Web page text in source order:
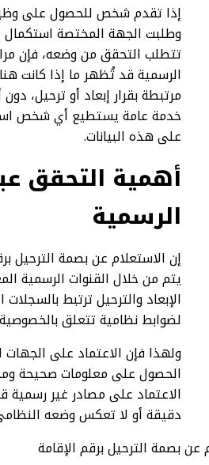
إذا تقدم شخص للحصول على
وطلبت الجهة المختصة استكمال
تتطلب التحقق من وضعه، فإن
الرسمية قد تُظهر ما إذا كانت
مرتبطة بقرار إبعاد أو ترحيل،
خدمة عامة يستطيع أي شخص
على هذه البيانات.
أهمية التحقق
الرسمية
إن الاستعلام عن بصمة الترحيل
يتم من خلال القنوات الرسمية
الإبعاد والترحيل ترتبط
لضوابط نظامية تتعلق
ولهذا فإن الاعتماد على
الحصول على معلومات صحيحة
الاعتماد على مصادر غير رسمية
دقيقة أو لا تعكس وضعه